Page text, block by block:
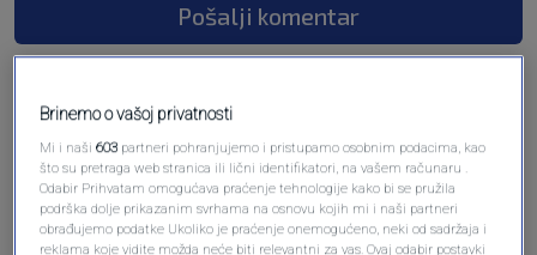
Pošalji komentar
Brinemo o vašoj privatnosti
Mi i naši603 partneri pohranjujemo i pristupamo osobnim podacima, kao
što su pretraga web stranica ili lični identifikatori, na vašem računaru .
Odabir Prihvatam omogućava praćenje tehnologije kako bi se pružila
podrška dolje prikazanim svrhama na osnovu kojih mi i naši partneri
obrađujemo podatke Ukoliko je praćenje onemogućeno, neki od sadržaja i
reklama koje vidite možda neće biti relevantni za vas. Ovaj odabir postavki